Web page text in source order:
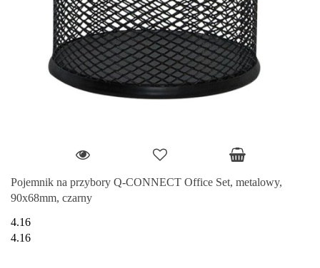
Pojemnik na przybory Q-CONNECT Office Set, metalowy,
90x68mm, czarny
4.16
4.16